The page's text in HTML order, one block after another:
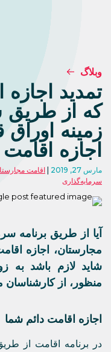
وبلاگ
تمدید
که از طریق
زمینه
اجازه اقامت
مارس 27, 2019 اقامت
سرمایه‌گذاری
آیا از طریق برنامه
مجارستان، اجازه
شاید لازم باشد به
منظور، از کارشناسان
اجازه اقامت دائم شما
در برنامه اقامت از